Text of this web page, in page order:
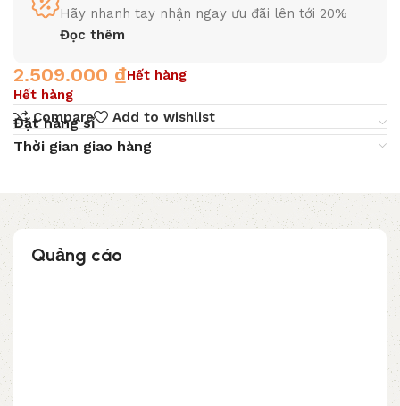
Hãy nhanh tay nhận ngay ưu đãi lên tới 20%
Đọc thêm
2.509.000 ₫Hết hàng
Hết hàng
Compare
Add to wishlist
Đặt hàng sỉ
Thời gian giao hàng
Quảng cáo